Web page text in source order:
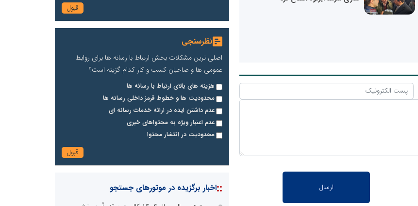
نظرسنجی
اصلی ترین مشکلات بخش ارتباط با رسانه ها برای روابط
عمومی ها و صاحبان کسب و کار کدام گزینه است؟
هزینه های بالای ارتباط با رسانه ها
محدودیت ها و خطوط قرمز داخلی رسانه ها
عدم داشتن ایده در ارائه خدمات رسانه ای
عدم اعتبار ویژه به محتواهای خبری
محدودیت در انتشار محتوا
::اخبار برگزیده در موتورهای جستجو